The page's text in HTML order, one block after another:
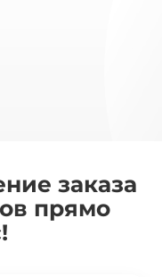
заказа
прямо